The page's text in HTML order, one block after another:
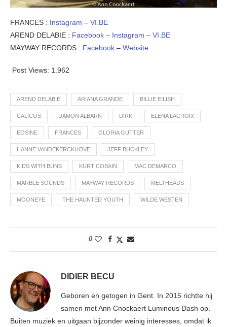
FRANCES : Instagram – VI.BE
AREND DELABIE : Facebook – Instagram – VI.BE
MAYWAY RECORDS : Facebook – Website
Post Views: 1.962
AREND DELABIE ARIANA GRANDE BILLIE EILISH
CALICOS DAMON ALBARN DIRK. ELENA LACROIX
EOSINE FRANCES GLORIA GUTTER
HANNE VANDEKERCKHOVE JEFF BUCKLEY
KIDS WITH BUNS KURT COBAIN MAC DEMARCO
MARBLE SOUNDS MAYWAY RECORDS MELTHEADS
MOONEYE THE HAUNTED YOUTH WILDE WESTEN
0
DIDIER BECU
Geboren en getogen in Gent. In 2015 richtte hij
samen met Ann Cnockaert Luminous Dash op.
Buiten muziek en uitgaan bijzonder weinig interesses, omdat ik